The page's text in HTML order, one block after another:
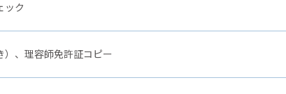
ック
）、理容師免許証コピー